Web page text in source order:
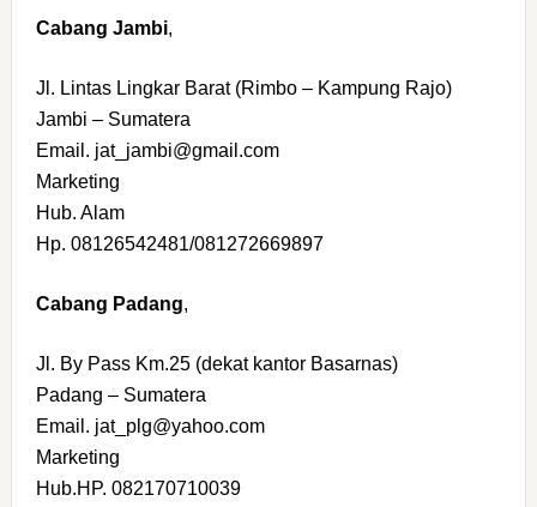
Cabang Jambi,
Jl. Lintas Lingkar Barat (Rimbo – Kampung Rajo)
Jambi – Sumatera
Email. jat_jambi@gmail.com
Marketing
Hub. Alam
Hp. 08126542481/081272669897
Cabang Padang,
Jl. By Pass Km.25 (dekat kantor Basarnas)
Padang – Sumatera
Email. jat_plg@yahoo.com
Marketing
Hub.HP. 082170710039